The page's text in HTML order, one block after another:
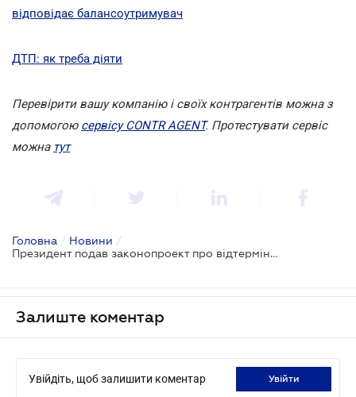
відповідає балансоутримувач
ДТП: як треба діяти
Перевірити вашу компанію і своїх контрагентів можна з
допомогою сервісу CONTR AGENT. Протестувати сервіс
можна тут
Головна / Новини /
Президент подав законопроект про відтермінування штрафів за "євробляхи"
Залиште коментар
Увійдіть, щоб залишити коментар увійти